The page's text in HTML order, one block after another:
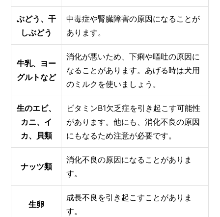
ぶどう、干
しぶどう
中毒症や腎臓障害の原因になることが
あります。
牛乳、ヨー
グルトなど
消化が悪いため、下痢や嘔吐の原因に
なることがあります。あげる時は犬用
のミルクを使いましょう。
生のエビ、
カニ、イ
カ、貝類
ビタミンB1欠乏症を引き起こす可能性
があります。他にも、消化不良の原因
にもなるため注意が必要です。
ナッツ類
消化不良の原因になることがありま
す。
生卵
成長不良を引き起こすことがありま
す。